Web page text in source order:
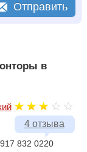
Отправить
в
4 отзыва
832 0220